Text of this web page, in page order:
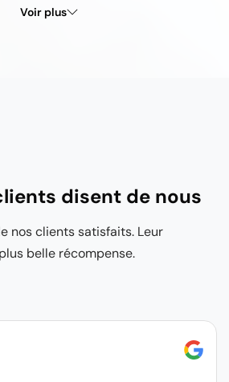
Voir plus
disent de nous
nos clients satisfaits. Leur
belle récompense.